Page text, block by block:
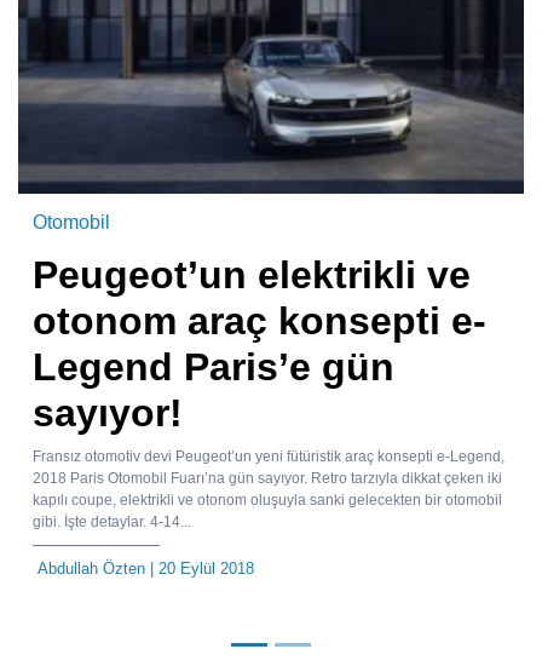
Otomobil
Peugeot’un elektrikli ve
otonom araç konsepti e-
Legend Paris’e gün
sayıyor!
Fransız otomotiv devi Peugeot’un yeni fütüristik araç konsepti e-Legend,
2018 Paris Otomobil Fuarı’na gün sayıyor. Retro tarzıyla dikkat çeken iki
kapılı coupe, elektrikli ve otonom oluşuyla sanki gelecekten bir otomobil
gibi. İşte detaylar. 4-14...
Abdullah Özten | 20 Eylül 2018